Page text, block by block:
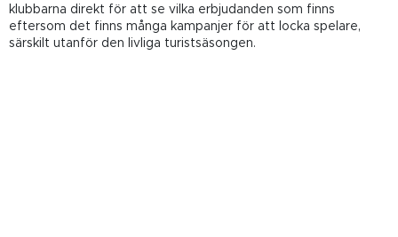
klubbarna direkt för att se vilka erbjudanden som finns
eftersom det finns många kampanjer för att locka spelare,
särskilt utanför den livliga turistsäsongen.